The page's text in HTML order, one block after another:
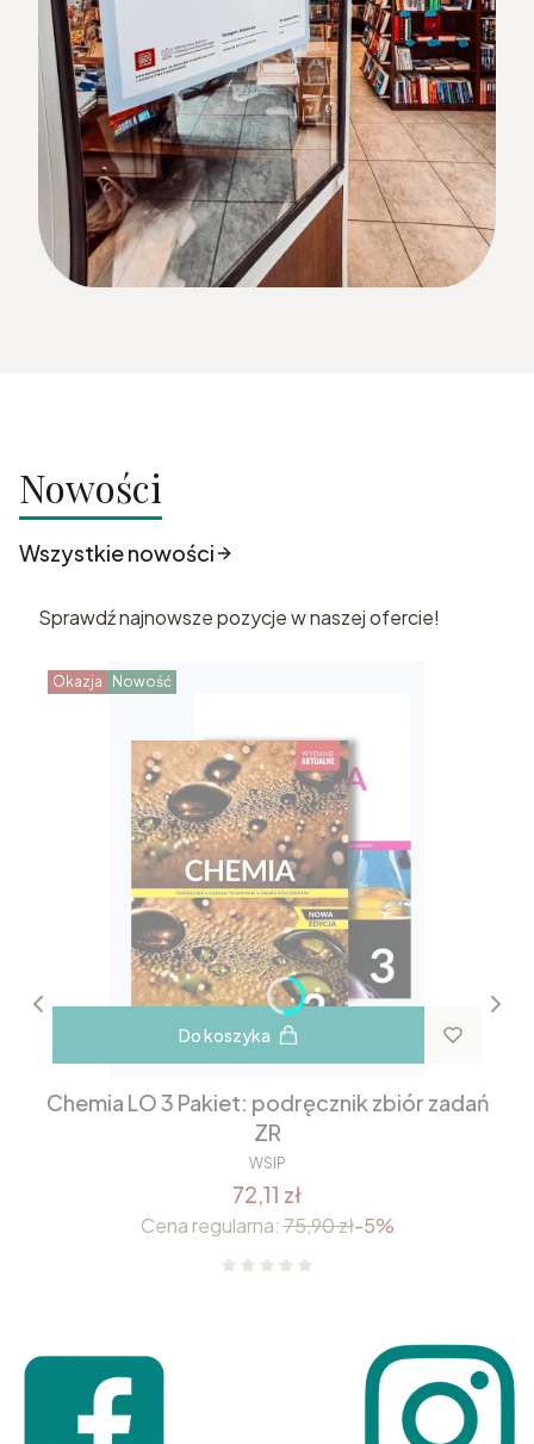
Nowości
Wszystkie nowości
Sprawdź najnowsze pozycje w naszej ofercie!
Okazja Nowość
Do koszyka
Chemia LO 3 Pakiet: podręcznik zbiór zadań
ZR
WSIP
72,11 zł
Cena regularna: 75,90 zł-5%